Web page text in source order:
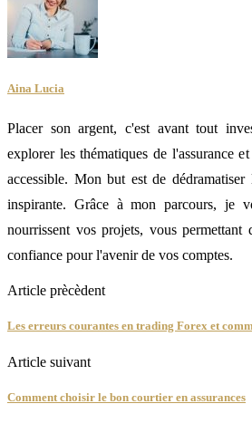
Aina Lucia
Placer son argent, c'est avant tout
explorer les thématiques de l'assurance
accessible. Mon but est de
inspirante. Grâce à mon parcours, je
nourrissent vos projets, vous permettant
confiance pour l'avenir de vos comptes.
Article prècèdent
Les erreurs courantes en trading Forex et
Article suivant
Comment choisir le bon courtier en assurances